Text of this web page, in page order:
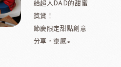
給超人DAD的甜蜜
獎賞！
節慶限定甜點創意
分享，靈感×...